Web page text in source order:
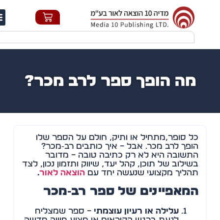
מה הופך ספר לרב מכר?
כל סופר,מתחיל או ותיק, חולם על הספר שלו
הופך לרב מכר. אבל – איך כותבים רב‑מכר?
התשובה היא לא רק כתיבה טובה – מדובר
בשילוב של תוכן, קהל יעד, שיווק ותזמון נכון, לצד
תהליך מקצועי שנעשה יחד עםהוצאה לאור .
המאפיינים של ספר רב‑מכר
עלילה או רעיון עוצמתי– ספר שמצליח